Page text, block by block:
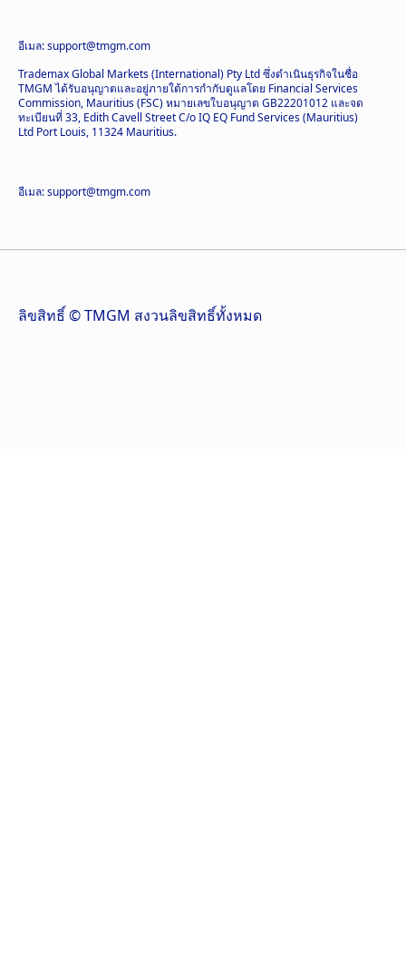
อีเมล: support@tmgm.com
Trademax Global Markets (International) Pty Ltd ซึ่งดำเนินธุรกิจในชื่อ
TMGM ได้รับอนุญาตและอยู่ภายใต้การกำกับดูแลโดย Financial Services
Commission, Mauritius (FSC) หมายเลขใบอนุญาต GB22201012 และจด
ทะเบียนที่ 33, Edith Cavell Street C/o IQ EQ Fund Services (Mauritius)
Ltd Port Louis, 11324 Mauritius.
อีเมล: support@tmgm.com
ลิขสิทธิ์ © TMGM สงวนลิขสิทธิ์ทั้งหมด